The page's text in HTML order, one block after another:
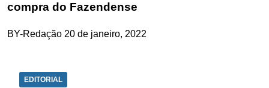
compra do Fazendense
BY-Redação 20 de janeiro, 2022
EDITORIAL